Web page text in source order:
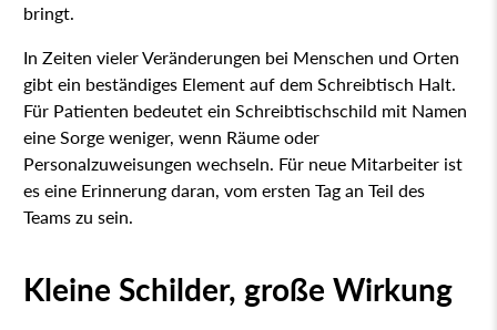
bringt.
In Zeiten vieler Veränderungen bei Menschen und Orten
gibt ein beständiges Element auf dem Schreibtisch Halt.
Für Patienten bedeutet ein Schreibtischschild mit Namen
eine Sorge weniger, wenn Räume oder
Personalzuweisungen wechseln. Für neue Mitarbeiter ist
es eine Erinnerung daran, vom ersten Tag an Teil des
Teams zu sein.
Kleine Schilder, große Wirkung